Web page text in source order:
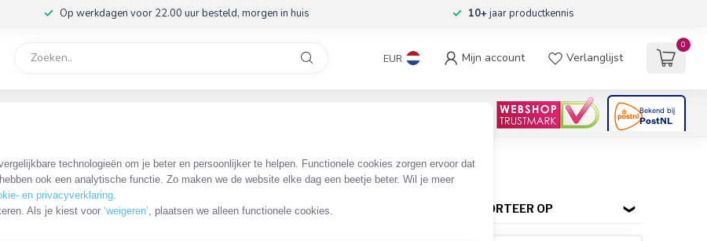
technologieën om je beter en persoonlijker te helpen. Functionele cookies zorgen ervoor dat
ook een analytische functie. Zo maken we de website elke dag een beetje beter. Wil je meer
en privacyverklaring.
Als je kiest voor ‘weigeren’, plaatsen we alleen functionele cookies.
Op werkdagen voor 22.00 uur besteld, morgen in huis 10+jaar productkennis
EUR Mijn account Verlanglijst
0
SORTEER OP